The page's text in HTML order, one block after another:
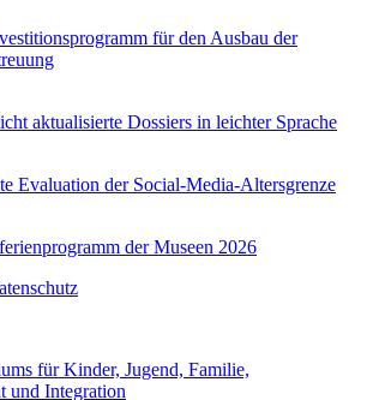
für den Ausbau der
aktualisierte Dossiers in leichter Sprache
Evaluation der Social-Media-Altersgrenze
der Museen 2026